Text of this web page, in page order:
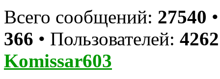
Всего сообщений: 27540
366 • Пользователей: 4262
Komissar603